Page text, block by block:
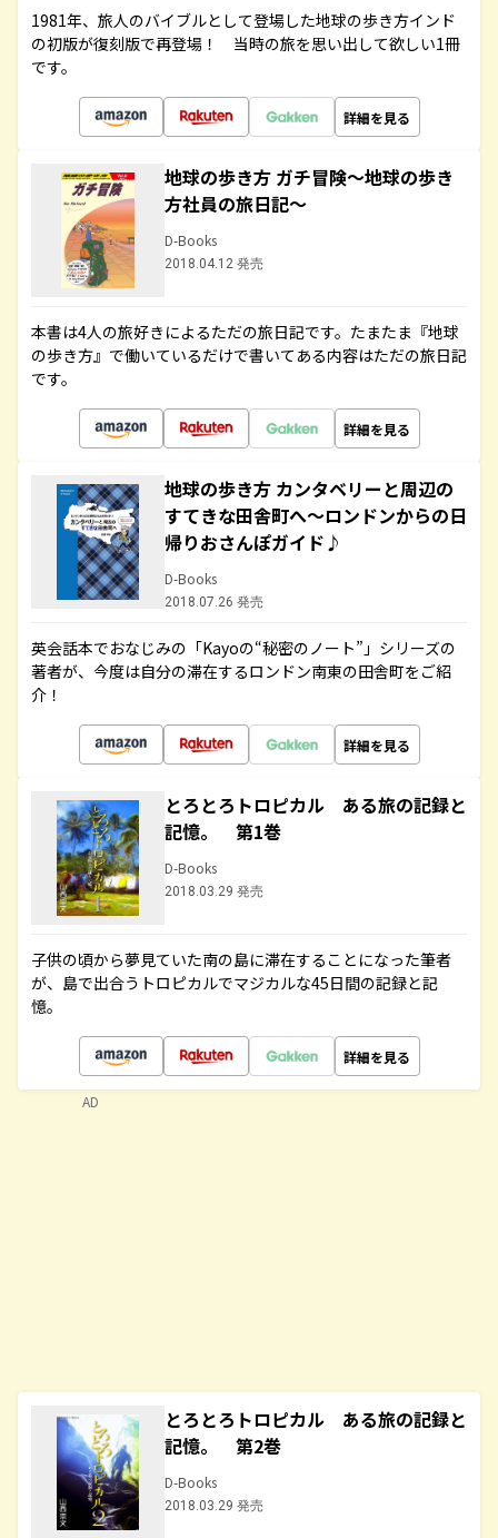
1981年、旅人のバイブルとして登場した地球の歩き方インド
の初版が復刻版で再登場！ 当時の旅を思い出して欲しい1冊
です。
詳細を見る
地球の歩き方 ガチ冒険～地球の歩き
方社員の旅日記～
D-Books
2018.04.12 発売
本書は4人の旅好きによるただの旅日記です。たまたま『地球
の歩き方』で働いているだけで書いてある内容はただの旅日記
です。
詳細を見る
地球の歩き方 カンタベリーと周辺の
すてきな田舎町へ～ロンドンからの日
帰りおさんぽガイド♪
D-Books
2018.07.26 発売
英会話本でおなじみの「Kayoの“秘密のノート”」シリーズの
著者が、今度は自分の滞在するロンドン南東の田舎町をご紹
介！
詳細を見る
とろとろトロピカル ある旅の記録と
記憶。 第1巻
D-Books
2018.03.29 発売
子供の頃から夢見ていた南の島に滞在することになった筆者
が、島で出合うトロピカルでマジカルな45日間の記録と記
憶。
詳細を見る
とろとろトロピカル ある旅の記録と
記憶。 第2巻
D-Books
2018.03.29 発売
AD